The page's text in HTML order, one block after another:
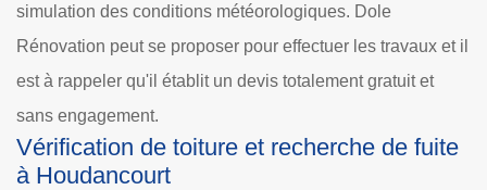
simulation des conditions météorologiques. Dole
Rénovation peut se proposer pour effectuer les travaux et il
est à rappeler qu'il établit un devis totalement gratuit et
sans engagement.
Vérification de toiture et recherche de fuite
à Houdancourt